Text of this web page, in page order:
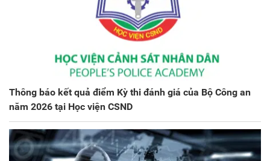
Thông báo kết quả điểm Kỳ thi đánh giá của Bộ Công an
năm 2026 tại Học viện CSND